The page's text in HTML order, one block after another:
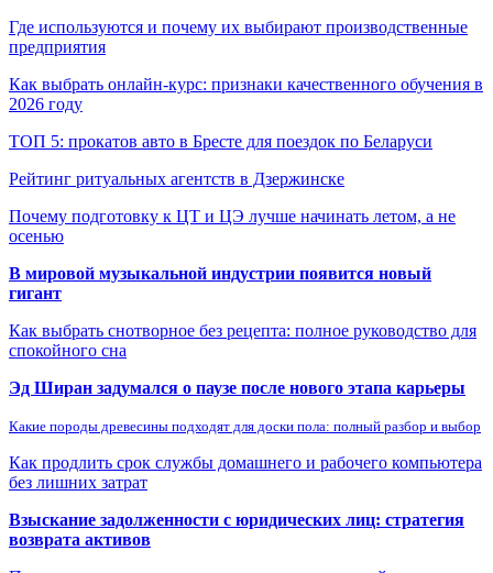
Где используются и почему их выбирают производственные
предприятия
Как выбрать онлайн-курс: признаки качественного обучения в
2026 году
ТОП 5: прокатов авто в Бресте для поездок по Беларуси
Рейтинг ритуальных агентств в Дзержинске
Почему подготовку к ЦТ и ЦЭ лучше начинать летом, а не
осенью
В мировой музыкальной индустрии появится новый
гигант
Как выбрать снотворное без рецепта: полное руководство для
спокойного сна
Эд Ширан задумался о паузе после нового этапа карьеры
Какие породы древесины подходят для доски пола: полный разбор и выбор
Как продлить срок службы домашнего и рабочего компьютера
без лишних затрат
Взыскание задолженности с юридических лиц: стратегия
возврата активов